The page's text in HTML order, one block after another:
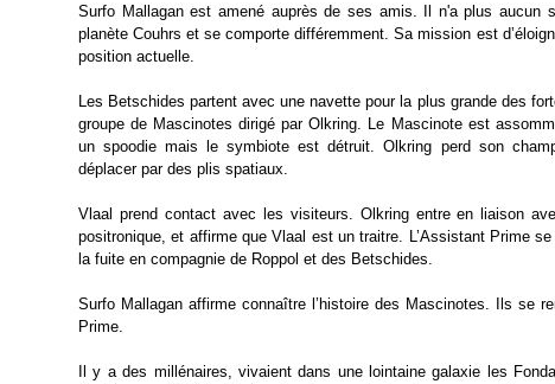
Surfo Mallagan est amené auprès de ses amis. Il n'a plus aucun
planète Couhrs et se comporte différemment. Sa mission est
position actuelle.
Les Betschides partent avec une navette pour la plus grande des
groupe de Mascinotes dirigé par Olkring. Le Mascinote est
un spoodie mais le symbiote est détruit. Olkring perd son
déplacer par des plis spatiaux.
Vlaal prend contact avec les visiteurs. Olkring entre en liaison
positronique, et affirme que Vlaal est un traitre. L’Assistant Prime
la fuite en compagnie de Roppol et des Betschides.
Surfo Mallagan affirme connaître l’histoire des Mascinotes. Ils se
Prime.
Il y a des millénaires, vivaient dans une lointaine galaxie les